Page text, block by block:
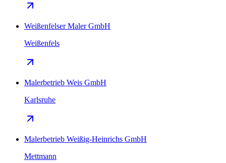
Weißenfelser Maler GmbH
Weißenfels
Malerbetrieb Weis GmbH
Karlsruhe
Malerbetrieb Weißig-Heinrichs GmbH
Mettmann